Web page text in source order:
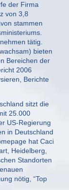
der Firma
von 3,8
stammen
tätig.
bieten
Bereichen der
2006
Berichte
sitzt die
25.000
US-Regierung
in Deutschland
hat Caci
Heidelberg,
Standorten
nötig, “Top